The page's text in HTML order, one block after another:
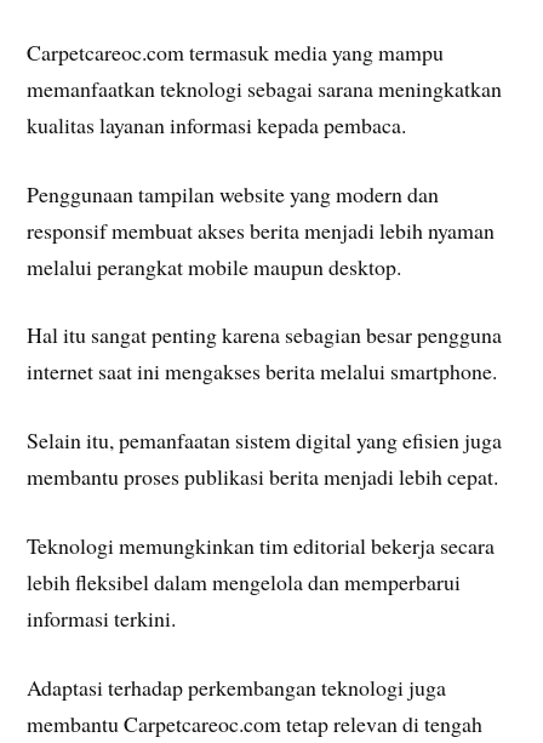
Carpetcareoc.com termasuk media yang mampu
memanfaatkan teknologi sebagai sarana meningkatkan
kualitas layanan informasi kepada pembaca.
Penggunaan tampilan website yang modern dan
responsif membuat akses berita menjadi lebih nyaman
melalui perangkat mobile maupun desktop.
Hal itu sangat penting karena sebagian besar pengguna
internet saat ini mengakses berita melalui smartphone.
Selain itu, pemanfaatan sistem digital yang efisien juga
membantu proses publikasi berita menjadi lebih cepat.
Teknologi memungkinkan tim editorial bekerja secara
lebih fleksibel dalam mengelola dan memperbarui
informasi terkini.
Adaptasi terhadap perkembangan teknologi juga
membantu Carpetcareoc.com tetap relevan di tengah